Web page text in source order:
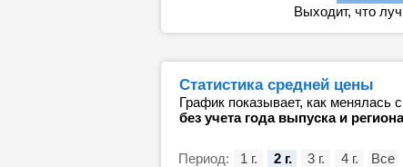
Выходит, что
Статистика средней цены
График показывает, как
без учета года выпуска и
Период: 1 г. 2 г. 3 г. 4 г. Все